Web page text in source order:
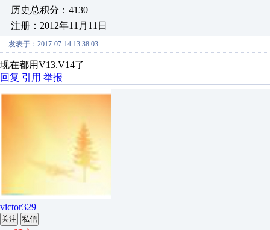
历史总积分：4130
注册：2012年11月11日
发表于：2017-07-14 13:38:03
现在都用V13.V14了
回复 引用 举报
victor329
关注 私信